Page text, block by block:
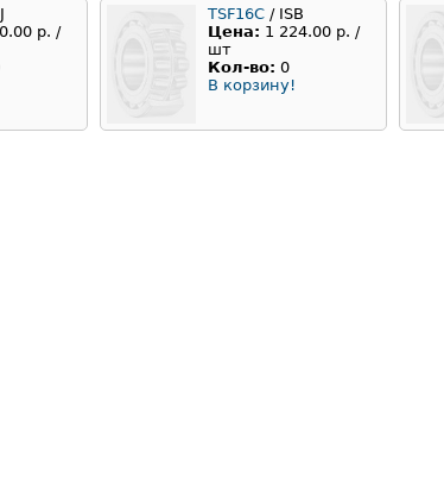
р. /
TSF16C / ISB
Цена: 1 224.00 р. /
шт
Кол-во: 0
В корзину!